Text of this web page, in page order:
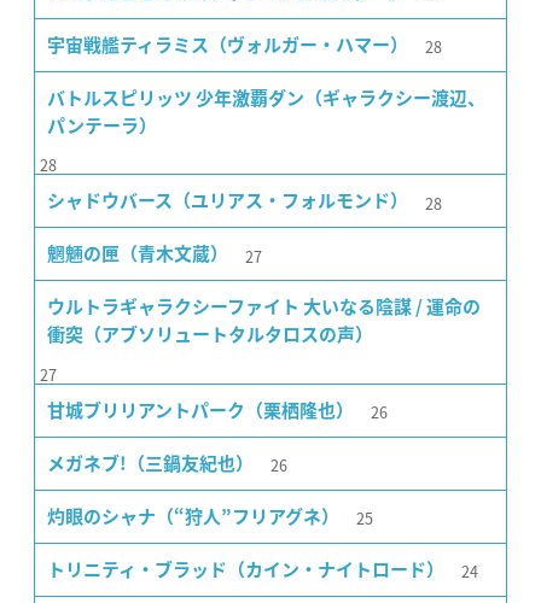
宇宙戦艦ティラミス（ヴォルガー・ハマー） 28
バトルスピリッツ 少年激覇ダン（ギャラクシー渡辺、
パンテーラ）
28
シャドウバース（ユリアス・フォルモンド） 28
魍魎の匣（青木文蔵） 27
ウルトラギャラクシーファイト 大いなる陰謀 / 運命の
衝突（アブソリュートタルタロスの声）
27
甘城ブリリアントパーク（栗栖隆也） 26
メガネブ!（三鍋友紀也） 26
灼眼のシャナ（“狩人”フリアグネ） 25
トリニティ・ブラッド（カイン・ナイトロード） 24